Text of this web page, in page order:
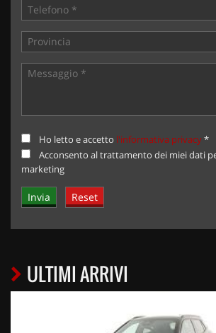
Ho letto e accetto l'informativa privacy*
Acconsento al trattamento dei miei dati
marketing
ULTIMI ARRIVI